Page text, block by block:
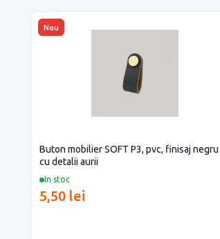
Nou
In stoc
Buton mobilier SOFT P3, pvc, finisaj negru
cu detalii aurii
5,50 lei